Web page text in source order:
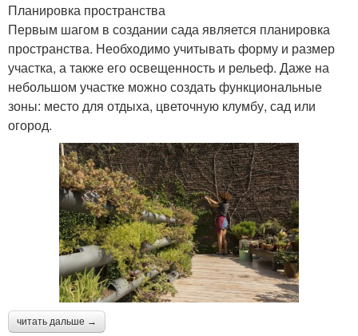
Планировка пространства
Первым шагом в создании сада является планировка
пространства. Необходимо учитывать форму и размер
участка, а также его освещенность и рельеф. Даже на
небольшом участке можно создать функциональные
зоны: место для отдыха, цветочную клумбу, сад или
огород.
читать дальше →